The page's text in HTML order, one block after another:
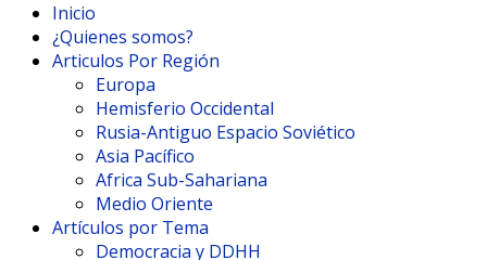
Inicio
¿Quienes somos?
Articulos Por Región
Europa
Hemisferio Occidental
Rusia-Antiguo Espacio Soviético
Asia Pacífico
Africa Sub-Sahariana
Medio Oriente
Artículos por Tema
Democracia y DDHH